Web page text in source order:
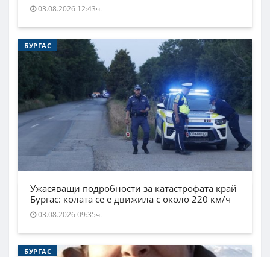
03.08.2026 12:43ч.
БУРГАС
Ужасяващи подробности за катастрофата край
Бургас: колата се е движила с около 220 км/ч
03.08.2026 09:35ч.
БУРГАС